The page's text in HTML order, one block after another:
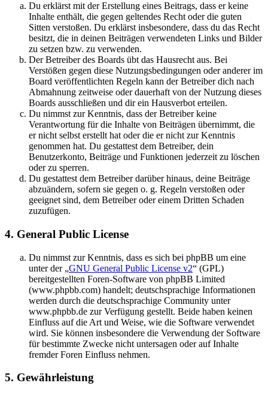
Du erklärst mit der Erstellung eines Beitrags, dass er keine
Inhalte enthält, die gegen geltendes Recht oder die guten
Sitten verstoßen. Du erklärst insbesondere, dass du das Recht
besitzt, die in deinen Beiträgen verwendeten Links und Bilder
zu setzen bzw. zu verwenden.
Der Betreiber des Boards übt das Hausrecht aus. Bei
Verstößen gegen diese Nutzungsbedingungen oder anderer im
Board veröffentlichten Regeln kann der Betreiber dich nach
Abmahnung zeitweise oder dauerhaft von der Nutzung dieses
Boards ausschließen und dir ein Hausverbot erteilen.
Du nimmst zur Kenntnis, dass der Betreiber keine
Verantwortung für die Inhalte von Beiträgen übernimmt, die
er nicht selbst erstellt hat oder die er nicht zur Kenntnis
genommen hat. Du gestattest dem Betreiber, dein
Benutzerkonto, Beiträge und Funktionen jederzeit zu löschen
oder zu sperren.
Du gestattest dem Betreiber darüber hinaus, deine Beiträge
abzuändern, sofern sie gegen o. g. Regeln verstoßen oder
geeignet sind, dem Betreiber oder einem Dritten Schaden
zuzufügen.
4. General Public License
Du nimmst zur Kenntnis, dass es sich bei phpBB um eine
unter der „GNU General Public License v2“ (GPL)
bereitgestellten Foren-Software von phpBB Limited
(www.phpbb.com) handelt; deutschsprachige Informationen
werden durch die deutschsprachige Community unter
www.phpbb.de zur Verfügung gestellt. Beide haben keinen
Einfluss auf die Art und Weise, wie die Software verwendet
wird. Sie können insbesondere die Verwendung der Software
für bestimmte Zwecke nicht untersagen oder auf Inhalte
fremder Foren Einfluss nehmen.
5. Gewährleistung